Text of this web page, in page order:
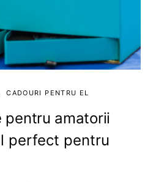
CADOURI PENTRU EL
pentru amatorii
perfect pentru